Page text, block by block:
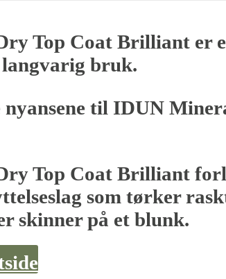
Top Coat Brilliant er
bruk.
til IDUN
Top Coat Brilliant
som tørker
skinner på et blunk.